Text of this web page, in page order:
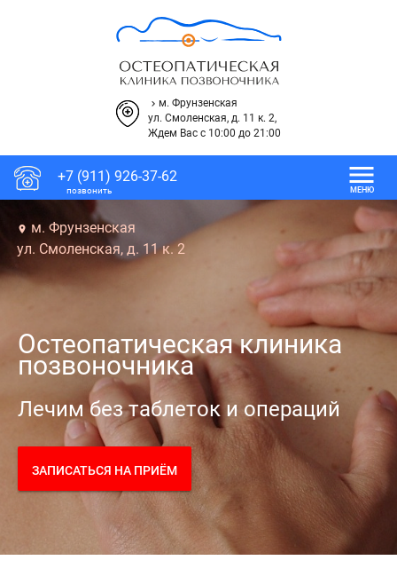
keyboard_arrow_right м. Фрунзенская
ул. Смоленская, д. 11 к. 2,
Ждем Вас с 10:00 до 21:00
+7 (911) 926-37-62
позвонить
menu
МЕНЮ
place м. Фрунзенская
ул. Смоленская, д. 11 к. 2
Остеопатическая клиника
позвоночника
Лечим без таблеток и операций
ЗАПИСАТЬСЯ НА ПРИЁМ